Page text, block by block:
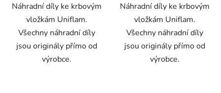
Náhradní díly ke krbovým
vložkám Uniflam.
Všechny náhradní díly
jsou originály přímo od
výrobce.
Náhradní díly ke krbovým
vložkám Uniflam.
Všechny náhradní díly
jsou originály přímo od
výrobce.